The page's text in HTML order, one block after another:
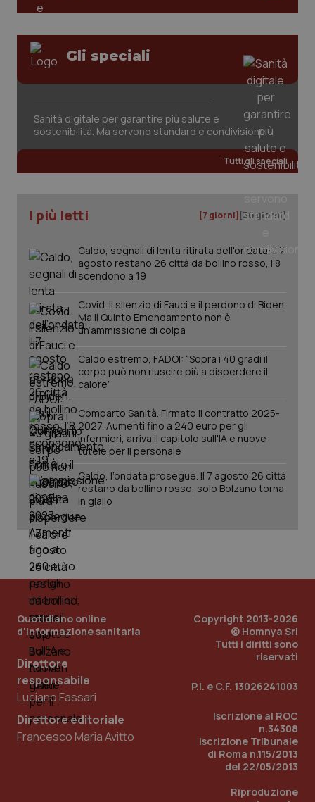
Gli speciali
Sanità digitale per garantire più salute e
sostenibilità. Ma servono standard e condivisione
Tutti gli speciali
I più letti [7 giorni] [30 giorni]
Caldo, segnali di lenta ritirata dell'ondata: il 7
agosto restano 26 città da bollino rosso, l'8
scendono a 19
Covid. Il silenzio di Fauci e il perdono di Biden.
Ma il Quinto Emendamento non è
un’ammissione di colpa
Caldo estremo, FADOI: “Sopra i 40 gradi il
corpo può non riuscire più a disperdere il
calore”
Comparto Sanità. Firmato il contratto 2025-
2027. Aumenti fino a 240 euro per gli
infermieri, arriva il capitolo sull'IA e nuove
tutele per il personale
Caldo, l’ondata prosegue. Il 7 agosto 26 città
restano da bollino rosso, solo Bolzano torna
in giallo
Quotidiano online
d'informazione sanitaria
Direttore
responsabile
Luciano Fassari
Direttore editoriale
Francesco Maria Avitto
Copyright 2013-2026
© Homnya Srl
Tutti i diritti sono
riservati
P.I. e C.F. 13026241003
Iscrizione al ROC
n.34308
Iscrizione Tribunale
di Roma n.115/2013
del 22/05/2013
Riproduzione
tracking-sites-ironfish-
tracking-enable
tracking-sites-ironfish-
session-id
www.quotidianosanita.it
2
_ga
Google LLC
.quotidianosanita.it
PHPSESSID